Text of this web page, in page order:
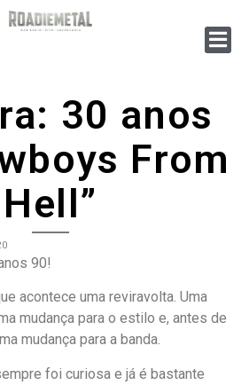
30 anos
From
Hell”
90!
acontece uma reviravolta. Uma
mudança para o estilo e, antes de
mudança para a banda.
foi curiosa e já é bastante